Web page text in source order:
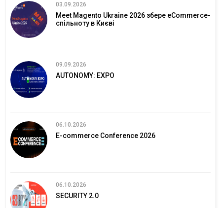
03.09.2026
Meet Magento Ukraine 2026 збере eCommerce-
спільноту в Києві
09.09.2026
AUTONOMY: EXPO
06.10.2026
E-commerce Conference 2026
06.10.2026
SECURITY 2.0